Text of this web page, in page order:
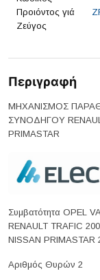
Προιόντος γιά
Ζεύγος
Περιγραφή
ΜΗΧΑΝΙΣΜΟΣ
ΣΥΝΟΔΗΓΟΥ
PRIMASTAR
Συμβατότητα OPEL
RENAULT TRAFIC
NISSAN PRIMASTAR
Αριθμός Θυρών 2